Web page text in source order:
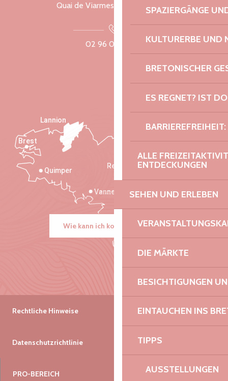
SPAZIERGÄNGE
KULTURERBE UND
BRETONISCHER
ES REGNET? IST
ALLE
ENTDECKUNGEN
SEHEN UND ERLEBEN
DIE MÄRKTE
BESICHTIGUNGEN
EINTAUCHEN INS
TIPPS
AUSSTELLUNGEN
Quai de Viarmes, 22300 Lannion
02 96 05 60 70
Rennes
Vannes
Quimper
Lannion
Brest
Wie kann ich kommen?
Rechtliche Hinweise
Datenschutzrichtlinie
PRO-BEREICH